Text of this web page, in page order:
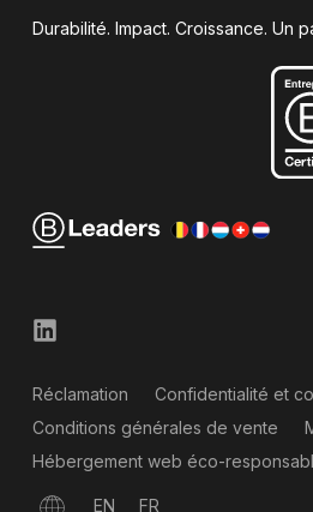
Durabilité. Impact. Croissance. Un
Réclamation
Confidentialité et
Conditions générales de vente
Hébergement web éco-
EN FR